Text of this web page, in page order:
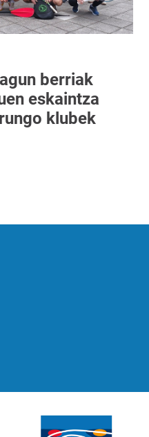
berriak
eskaintza
klubek